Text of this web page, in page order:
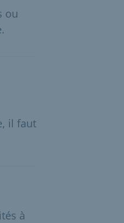
ou
il faut
à